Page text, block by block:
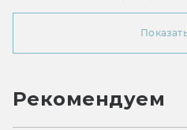
Рекомендуем